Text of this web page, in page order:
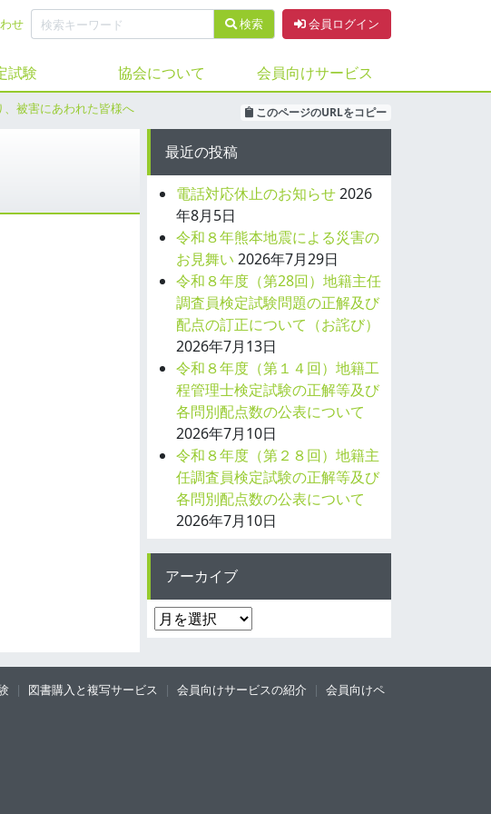
せ 会員ログイン
検索
試験 協会について 会員向けサービス
被害にあわれた皆様へ このページのURLをコピー
最近の投稿
電話対応休止のお知らせ2026
年8月5日
令和８年熊本地震による災害の
お見舞い 2026年7月29日
令和８年度（第28回）地籍主任
調査員検定試験問題の正解及び
配点の訂正について（お詫び）
2026年7月13日
令和８年度（第１４回）地籍工
程管理士検定試験の正解等及び
各問別配点数の公表について
2026年7月10日
令和８年度（第２８回）地籍主
任調査員検定試験の正解等及び
各問別配点数の公表について
2026年7月10日
アーカイブ
ア
イ
図書購入と複写サービス 会員向けサービスの紹介
会員向けペ